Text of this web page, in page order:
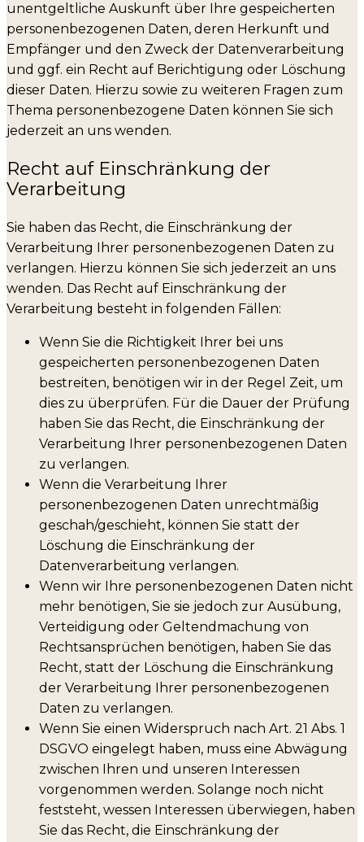
unentgeltliche Auskunft über Ihre gespeicherten
personenbezogenen Daten, deren Herkunft und
Empfänger und den Zweck der Datenverarbeitung
und ggf. ein Recht auf Berichtigung oder Löschung
dieser Daten. Hierzu sowie zu weiteren Fragen zum
Thema personenbezogene Daten können Sie sich
jederzeit an uns wenden.
Recht auf Einschränkung der
Verarbeitung
Sie haben das Recht, die Einschränkung der
Verarbeitung Ihrer personenbezogenen Daten zu
verlangen. Hierzu können Sie sich jederzeit an uns
wenden. Das Recht auf Einschränkung der
Verarbeitung besteht in folgenden Fällen:
Wenn Sie die Richtigkeit Ihrer bei uns
gespeicherten personenbezogenen Daten
bestreiten, benötigen wir in der Regel Zeit, um
dies zu überprüfen. Für die Dauer der Prüfung
haben Sie das Recht, die Einschränkung der
Verarbeitung Ihrer personenbezogenen Daten
zu verlangen.
Wenn die Verarbeitung Ihrer
personenbezogenen Daten unrechtmäßig
geschah/geschieht, können Sie statt der
Löschung die Einschränkung der
Datenverarbeitung verlangen.
Wenn wir Ihre personenbezogenen Daten nicht
mehr benötigen, Sie sie jedoch zur Ausübung,
Verteidigung oder Geltendmachung von
Rechtsansprüchen benötigen, haben Sie das
Recht, statt der Löschung die Einschränkung
der Verarbeitung Ihrer personenbezogenen
Daten zu verlangen.
Wenn Sie einen Widerspruch nach Art. 21 Abs. 1
DSGVO eingelegt haben, muss eine Abwägung
zwischen Ihren und unseren Interessen
vorgenommen werden. Solange noch nicht
feststeht, wessen Interessen überwiegen, haben
Sie das Recht, die Einschränkung der